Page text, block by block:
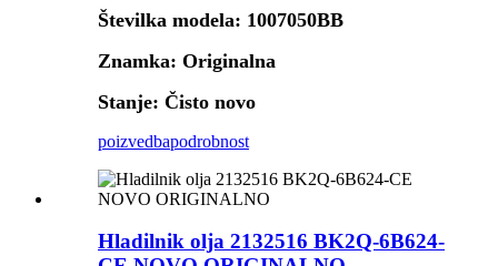
Številka modela: 1007050BB
Znamka: Originalna
Stanje: Čisto novo
poizvedbapodrobnost
Hladilnik olja 2132516 BK2Q-6B624-